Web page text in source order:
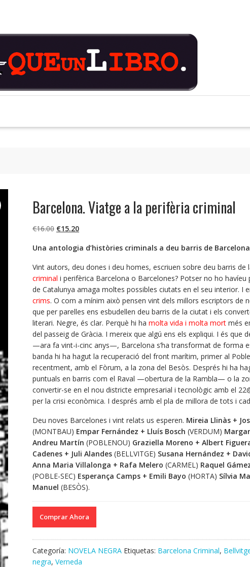
Barcelona. Viatge a la perifèria criminal
€16.00 El
original
€16.00.
€15.20El
actual
€15.20.
Una antologia d’històries criminals a deu barris de Barcelona
Vint autors, deu dones i deu homes, escriuen sobre deu barris de
criminal i perifèrica Barcelona o Barcelones? Potser no ho havíeu
de Catalunya amaga moltes possibles ciutats en el seu interior. I
crims. O com a mínim això pensen vint dels millors escriptors de
que per parelles ens esbudellen deu barris de la ciutat i els
literari. Negre, és clar. Perquè hi ha molta vida i molta mort més
del passeig de Gràcia. I mereix que algú ens els expliqui. I és que
—ara fa vint-i-cinc anys—, Barcelona s’ha transformat de forma
banda hi ha hagut la recuperació del front marítim, primer al
recentment, amb el Fòrum, a la zona del Besòs. Després hi ha
puntuals en barris com el Raval —obertura de la Rambla— o la
convertir-se en el nou districte empresarial i tecnològic amb el
per la crisi econòmica. I després amb el pla de millora de tots i
Deu noves Barcelones i vint relats us esperen. Mireia Llinàs +
(MONTBAU) Empar Fernández + Lluís Bosch (VERDUM)
Andreu Martín (POBLENOU) Graziella Moreno + Albert
Cadenes + Juli Alandes (BELLVITGE) Susana Hernández +
Anna Maria Villalonga + Rafa Melero (CARMEL) Raquel
(POBLE-SEC) Esperança Camps + Emili Bayo (HORTA) Sílvia
Manuel (BESÒS).
Comprar Ahora
Categoría: NOVELA NEGRA Etiquetas: Barcelona Criminal,
negra, Verneda